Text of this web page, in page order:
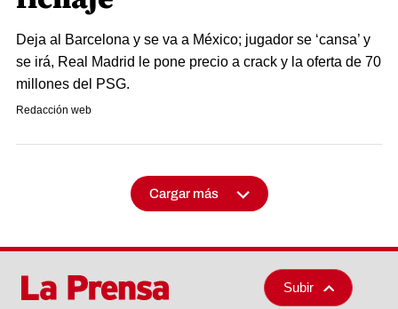
Deja al Barcelona y se va a México; jugador se ‘cansa’ y
se irá, Real Madrid le pone precio a crack y la oferta de 70
millones del PSG.
Redacción web
Cargar más
Subir